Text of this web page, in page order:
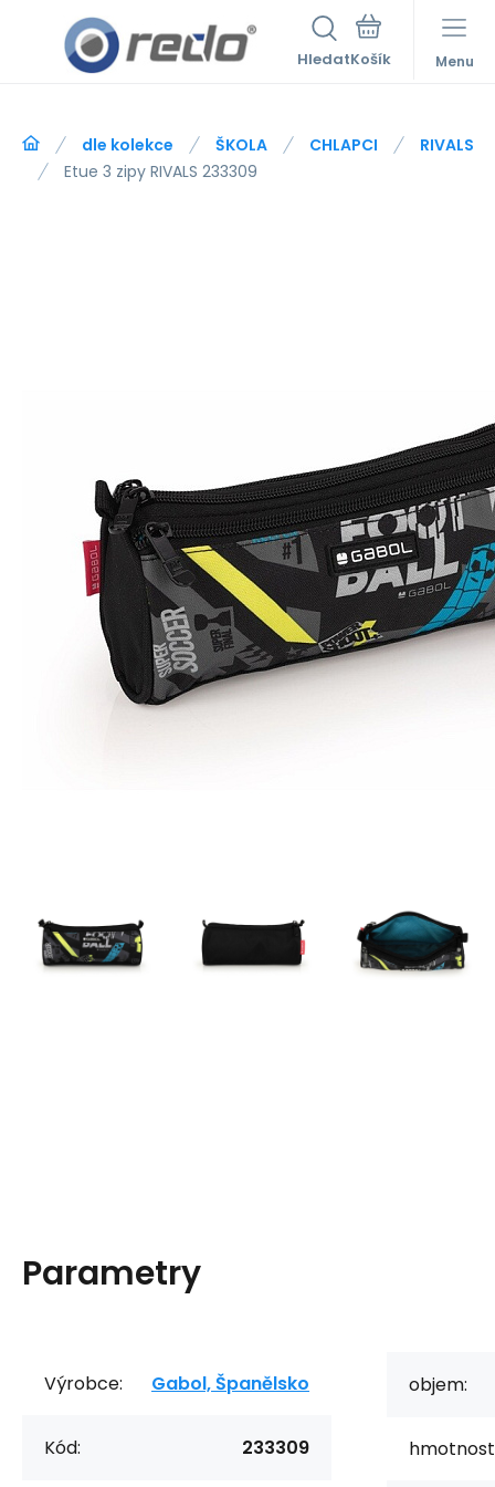
Hledat Menu
dle kolekce ŠKOLA CHLAPCI
RIVALS
Etue 3 zipy RIVALS 233309
Parametry
Výrobce: Gabol, Španělsko
Kód: 233309
objem: